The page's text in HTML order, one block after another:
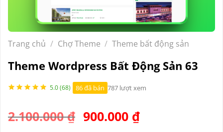
Trang chủ / Chợ Theme / Theme bất động sản
Theme Wordpress Bất Động Sản 63
5.0 (68) 86 đã bán 787 lượt xem
2.100.000₫ Giá
900.000 ₫Giá